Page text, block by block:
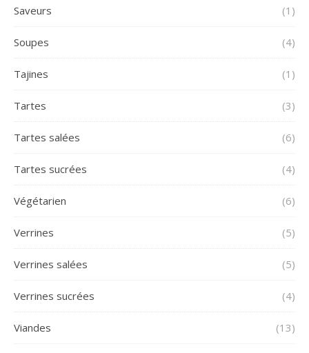
Saveurs (1)
Soupes (4)
Tajines (1)
Tartes (3)
Tartes salées (6)
Tartes sucrées (4)
Végétarien (6)
Verrines (5)
Verrines salées (5)
Verrines sucrées (4)
Viandes (13)